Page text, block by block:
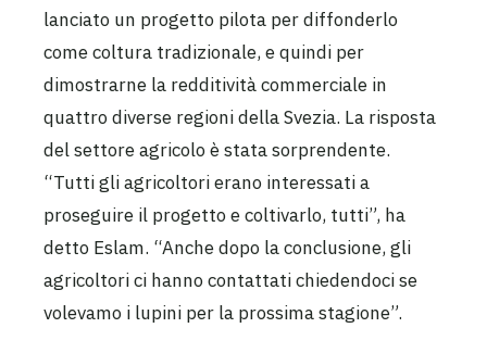
lanciato un progetto pilota per diffonderlo
come coltura tradizionale, e quindi per
dimostrarne la redditività commerciale in
quattro diverse regioni della Svezia. La risposta
del settore agricolo è stata sorprendente.
“Tutti gli agricoltori erano interessati a
proseguire il progetto e coltivarlo, tutti”, ha
detto Eslam. “Anche dopo la conclusione, gli
agricoltori ci hanno contattati chiedendoci se
volevamo i lupini per la prossima stagione”.